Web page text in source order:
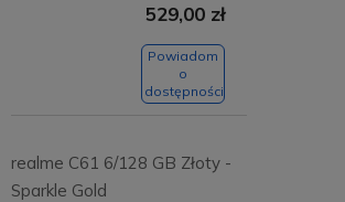
529,00 zł
Powiadom
o
dostępności
realme C61 6/128 GB Złoty -
Sparkle Gold